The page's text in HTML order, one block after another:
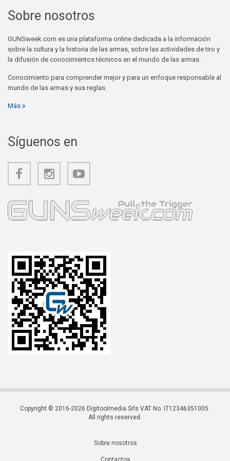
Sobre nosotros
GUNSweek.com es una plataforma online dedicada a la información
sobre la cultura y la historia de las armas, sobre las actividades de tiro y
la difusión de conocimientos técnicos en el mundo de las armas.
Conocimiento para comprender mejor y para un enfoque responsable al
mundo de las armas y sus reglas.
Más
Síguenos en
Copyright © 2016-2026 Digitoolmedia Srls VAT No. IT12346351005.
All rights reserved.
Sobre nosotros
Contactos